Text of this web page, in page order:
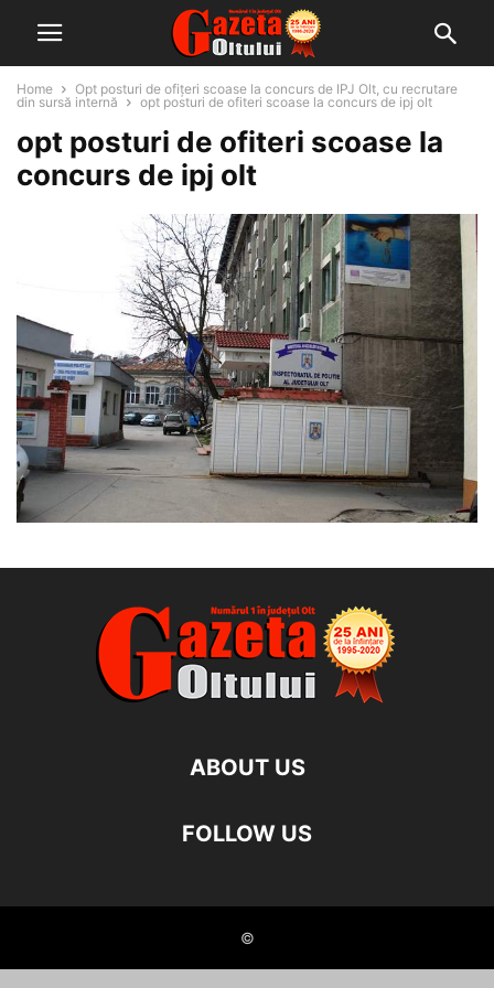
Home
Opt posturi de ofiţeri scoase la concurs de IPJ Olt, cu recrutare
din sursă internă
opt posturi de ofiteri scoase la concurs de ipj olt
opt posturi de ofiteri scoase la
concurs de ipj olt
ABOUT US
FOLLOW US
©